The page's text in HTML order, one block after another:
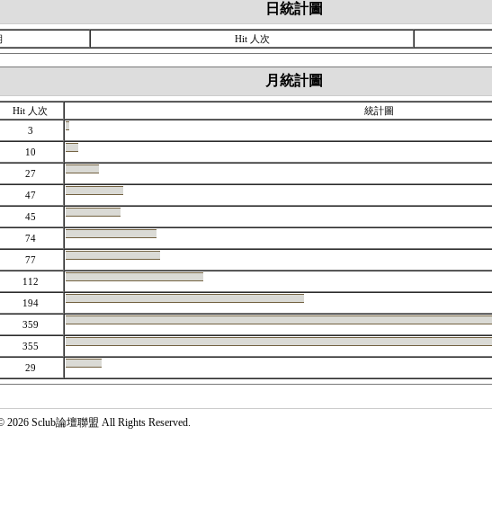
日統計圖
Hit 人次
月統計圖
Hit 人次
統計圖
3
10
27
47
45
74
77
112
194
359
355
29
Sclub論壇聯盟 All Rights Reserved.